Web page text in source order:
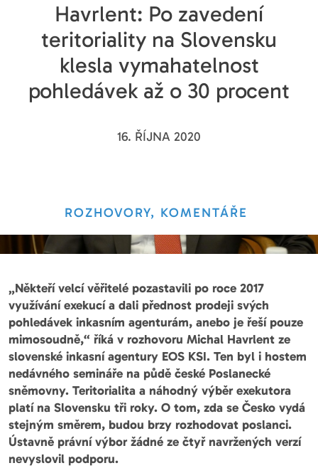
Havrlent: Po zavedení
teritoriality na Slovensku
klesla vymahatelnost
pohledávek až o 30 procent
16. ŘÍJNA 2020
ROZHOVORY, KOMENTÁŘE
„Někteří velcí věřitelé pozastavili po roce 2017
využívání exekucí a dali přednost prodeji svých
pohledávek inkasním agenturám, anebo je řeší pouze
mimosoudně,“ říká v rozhovoru Michal Havrlent ze
slovenské inkasní agentury EOS KSI. Ten byl i hostem
nedávného semináře na půdě české Poslanecké
sněmovny. Teritorialita a náhodný výběr exekutora
platí na Slovensku tři roky. O tom, zda se Česko vydá
stejným směrem, budou brzy rozhodovat poslanci.
Ústavně právní výbor žádné ze čtyř navržených verzí
nevyslovil podporu.